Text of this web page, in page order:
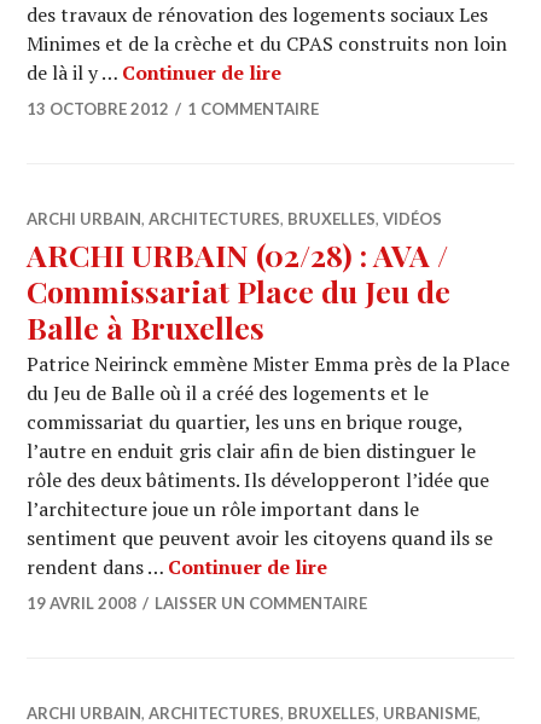
des travaux de rénovation des logements sociaux Les
Minimes et de la crèche et du CPAS construits non loin
de là il y … Continuer de lireARCHI URBAIN (07/06) :
13 OCTOBRE 2012 1 COMMENTAIRE
ARCHI URBAIN,ARCHITECTURES, BRUXELLES,VIDÉOS
ARCHI URBAIN (02/28) : AVA /
Commissariat Place du Jeu de
Balle à Bruxelles
Patrice Neirinck emmène Mister Emma près de la Place
du Jeu de Balle où il a créé des logements et le
commissariat du quartier, les uns en brique rouge,
l’autre en enduit gris clair afin de bien distinguer le
rôle des deux bâtiments. Ils développeront l’idée que
l’architecture joue un rôle important dans le
sentiment que peuvent avoir les citoyens quand ils se
rendent dans … Continuer de lireARCHI URBAIN (02/
19 AVRIL 2008 LAISSER UN COMMENTAIRE
ARCHI URBAIN,ARCHITECTURES, BRUXELLES, URBANISME,